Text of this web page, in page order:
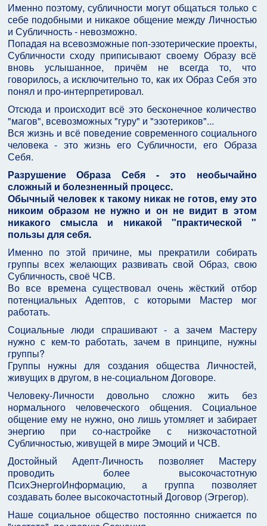
Именно поэтому, субличности могут общаться только с
себе подобными и никакое общение между Личностью
и Субличность - невозможно.
Попадая на всевозможные поп-эзотерические проекты,
Субличности сходу приписывают своему Образу всё
вновь услышанное, причём не всегда то, что
говорилось, а исключительно то, как их Образ Себя это
понял и про-интерпретировал.
Отсюда и происходит всё это бесконечное количество
"магов", всевозможных "гуру" и "эзотериков"...
Вся жизнь и всё поведение современного социального
человека - это жизнь его Субличности, его Образа
Себя.
Разрушение Образа Себя - это необычайно
сложный и болезненный процесс.
Обычный человек к такому никак не готов, ему это
никоим образом не нужно и он не видит в этом
никакого смысла и никакой "практической "
пользы для себя.
Именно по этой причине, мы прекратили собирать
группы всех желающих развивать свой Образ, свою
Субличность, своё ЧСВ.
Во все времена существовал очень жёсткий отбор
потенциальных Адептов, с которыми Мастер мог
работать.
Социальные люди спрашивают - а зачем Мастеру
нужно с кем-то работать, зачем в принципе, нужны
группы?
Группы нужны для создания общества Личностей,
живущих в другом, в не-социальном Договоре.
Человеку-Личности довольно сложно жить без
нормального человеческого общения. Социальное
общение ему не нужно, оно лишь утомляет и забирает
энергию при со-настройке с низкочастотной
Субличностью, живущей в мире Эмоций и ЧСВ.
Достойный Адепт-Личность позволяет Мастеру
проводить более высокочастотную
ПсихЭнергоИнформацию, а группа позволяет
создавать более высокочастотный Договор (Эгрегор).
Наше социальное общество постоянно снижается по